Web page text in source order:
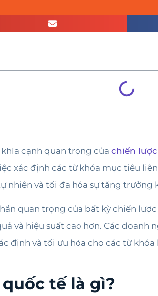
cạnh quan trọng của chiến lược
xác định các từ khóa mục tiêu
nhiên và tối đa hóa sự tăng trưởng
quan trọng của bất kỳ chiến
và hiệu suất cao hơn. Các
định và tối ưu hóa cho các từ
tế là gì?